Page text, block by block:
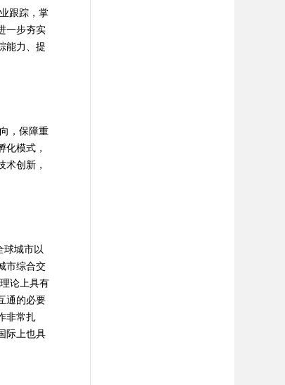
跟踪，掌
一步夯实
能力、提
，保障重
化模式，
术创新，
球城市以
市综合交
论上具有
通的必要
非常扎
际上也具